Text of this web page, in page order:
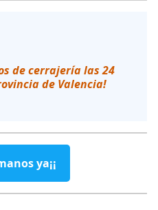
de cerrajería las 24
de Valencia!
ya¡¡